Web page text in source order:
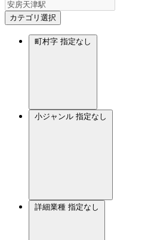
カテゴリ選択
町村字 指定なし
小ジャンル 指定なし
詳細業種 指定なし